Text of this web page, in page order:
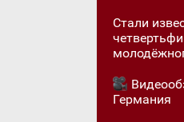
Стали
Германия